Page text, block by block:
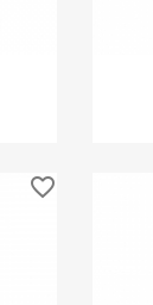
favorite_border